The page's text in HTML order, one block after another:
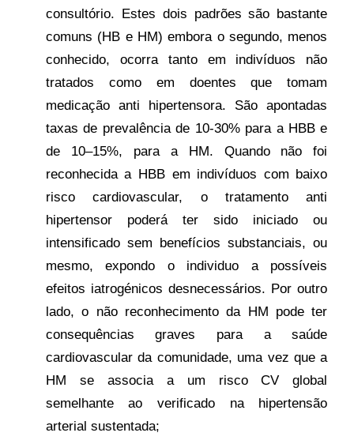
consultório. Estes dois padrões são bastante
comuns (HB e HM) embora o segundo, menos
conhecido, ocorra tanto em indivíduos não
tratados como em doentes que tomam
medicação anti hipertensora. São apontadas
taxas de prevalência de 10-30% para a HBB e
de 10–15%, para a HM. Quando não foi
reconhecida a HBB em indivíduos com baixo
risco cardiovascular, o tratamento anti
hipertensor poderá ter sido iniciado ou
intensificado sem benefícios substanciais, ou
mesmo, expondo o individuo a possíveis
efeitos iatrogénicos desnecessários. Por outro
lado, o não reconhecimento da HM pode ter
consequências graves para a saúde
cardiovascular da comunidade, uma vez que a
HM se associa a um risco CV global
semelhante ao verificado na hipertensão
arterial sustentada;